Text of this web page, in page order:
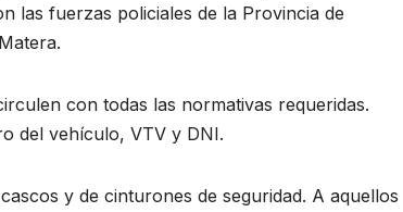
las fuerzas policiales de la Provincia de
con todas las normativas requeridas.
del vehículo, VTV y DNI.
y de cinturones de seguridad. A aquellos